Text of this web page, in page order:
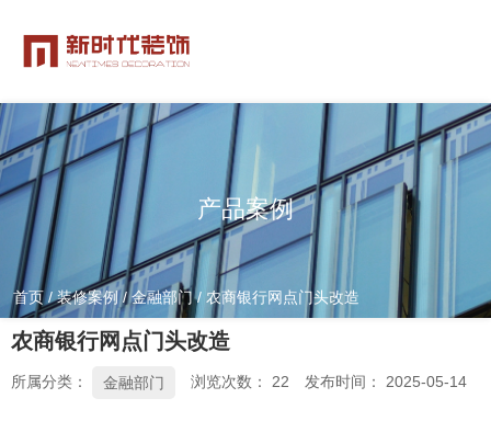
产品案例
首页/装修案例 /金融部门 / 农商银行网点门头改造
农商银行网点门头改造
所属分类： 金融部门 浏览次数： 22 发布时间： 2025-05-14